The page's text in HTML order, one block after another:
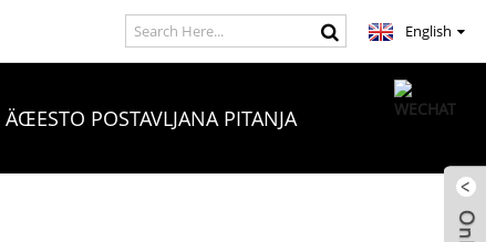
English
ÄŒESTO POSTAVLJANA PITANJA